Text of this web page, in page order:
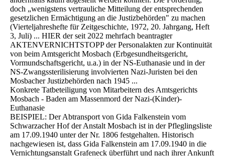
doch „wenigstens vertrauliche Mitteilung der entsprechenden
gesetzlichen Ermächtigung an die Justizbehörden" zu machen
(Vierteljahreshefte für Zeitgeschichte, 1972, 20. Jahrgang, Heft
3, Juli) ... HIER der seit 2022 mehrfach beantragter
AKTENVERNICHTSTOPP der Personalakten zur Kontinuität
von beim Amtsgericht Mosbach (Erbgesundheitsgericht,
Vormundschaftsgericht, u.a.) in der NS-Euthanasie und in der
NS-Zwangssterilisierung involvierten Nazi-Juristen bei den
Mosbacher Justizbehörden nach 1945 ...
Konkrete Tatbeteiligung von Mitarbeitern des Amtsgerichts
Mosbach - Baden am Massenmord der Nazi-(Kinder)-
Euthanasie
BEISPIEL: Der Abtransport von Gida Falkenstein vom
Schwarzacher Hof der Anstalt Mosbach ist in der Pfleglingsliste
am 17.09.1940 unter der Nr. 1806 festgehalten. Historisch
nachgewiesen ist, dass Gida Falkenstein am 17.09.1940 in die
Vernichtungsanstalt Grafeneck überführt und nach ihrer Ankunft